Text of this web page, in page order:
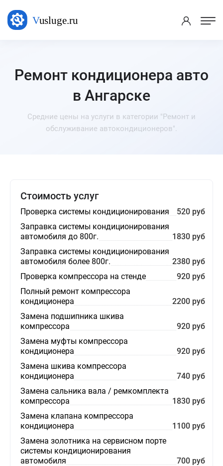
Ремонт кондиционера авто
в Ангарске
Средние цены на услуги в категории "Ремонт и
обслуживание автокондиционеров".
Стоимость услуг
Проверка системы кондиционирования
520 руб
Заправка системы кондиционирования
автомобиля до 800г.
1830 руб
Заправка системы кондиционирования
автомобиля более 800г.
2380 руб
Проверка компрессора на стенде
920 руб
Полный ремонт компрессора
кондиционера
2200 руб
Замена подшипника шкива
компрессора
920 руб
Замена муфты компрессора
кондиционера
920 руб
Замена шкива компрессора
кондиционера
740 руб
Замена сальника вала / ремкомплекта
компрессора
1830 руб
Замена клапана компрессора
кондиционера
1100 руб
Замена золотника на сервисном порте
системы кондиционирования
автомобиля
700 руб